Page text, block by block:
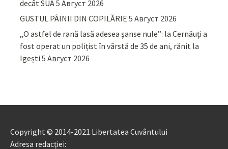
decât SUA5 Август 2026
GUSTUL PÂINII DIN COPILĂRIE 5 Август 2026
„O astfel de rană lasă adesea șanse nule”: la Cernăuți a
fost operat un polițist în vârstă de 35 de ani, rănit la
Igești 5 Август 2026
Copyright © 2014-2021 Libertatea Cuvântului
Adresa redacției: